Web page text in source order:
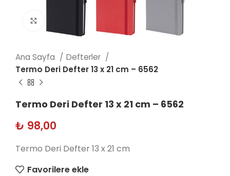
Click to enlarge
Ana Sayfa
Defterler
Termo Deri Defter 13 x 21 cm – 6562
Termo Deri Defter 13 x 21 cm – 6562
₺ 98,00
Termo Deri Defter 13 x 21 cm
Favorilere ekle